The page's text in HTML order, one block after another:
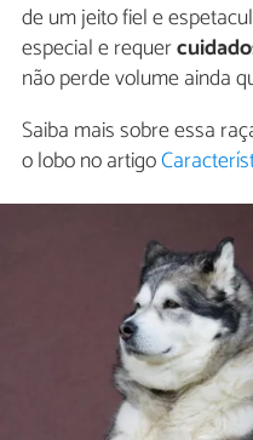
de um jeito fiel e
especial e requer
não perde volume ainda
Saiba mais sobre essa
o lobo no artigo